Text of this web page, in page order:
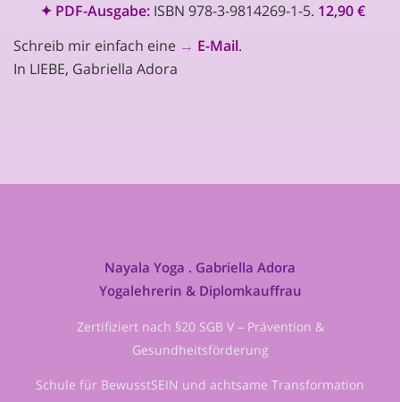
✦ PDF-Ausgabe: ISBN 978-3-9814269-1-5. 12,90 €
Schreib mir einfach eine → E-Mail.
In LIEBE, Gabriella Adora
Nayala Yoga . Gabriella Adora
Yogalehrerin & Diplomkauffrau
Zertifiziert nach §20 SGB V – Prävention &
Gesundheitsförderung
Schule für BewusstSEIN und achtsame Transformation